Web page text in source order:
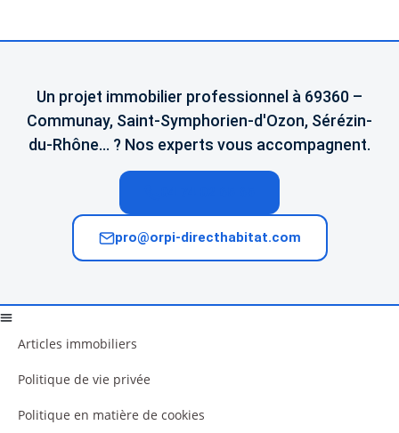
Un projet immobilier professionnel à 69360 –
Communay, Saint-Symphorien-d'Ozon, Sérézin-
du-Rhône… ? Nos experts vous accompagnent.
pro@orpi-directhabitat.com
Articles immobiliers
Politique de vie privée
Politique en matière de cookies